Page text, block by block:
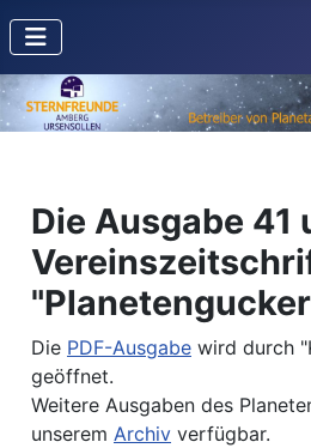
Die Ausgabe 41
Die PDF-Ausgabe wird durch
geöffnet.
Weitere Ausgaben des
unserem Archiv verfügbar.